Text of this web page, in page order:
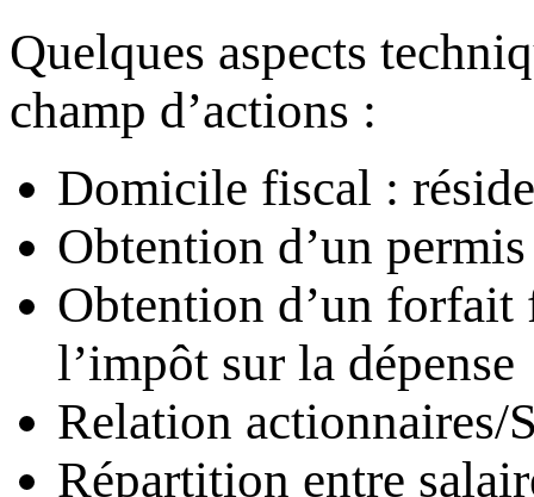
Quelques aspects
champ d’actions :
Domicile fiscal :
Obtention d’un
Obtention d’un forfait
l’impôt sur la dépense
Relation actionnaires/
Répartition entre